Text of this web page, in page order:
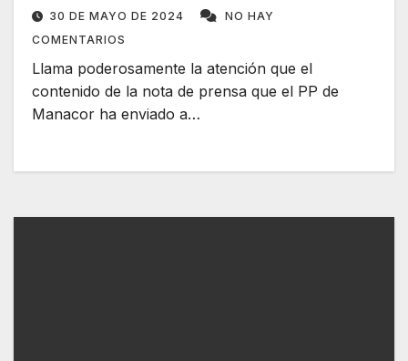
30 DE MAYO DE 2024
NO HAY
COMENTARIOS
Llama poderosamente la atención que el
contenido de la nota de prensa que el PP de
Manacor ha enviado a…